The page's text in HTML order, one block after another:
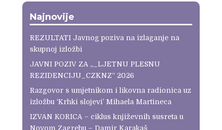
Najnovije
REZULTATI Javnog poziva na izlaganje na
skupnoj izložbi
JAVNI POZIV ZA „_LJETNU PLESNU
REZIDENCIJU_CZKNZ“ 2026
Razgovor s umjetnikom i likovna radionica uz
izložbu ‘Krhki slojevi’ Mihaela Martineca
IZVAN KORICA – ciklus književnih susreta u
Novom Zagrebu – Damir Karakaš